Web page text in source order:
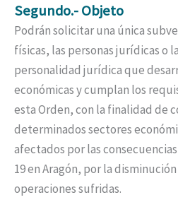
Segundo.- Objeto
Podrán solicitar una única
físicas, las personas jurídicas o
personalidad jurídica que
económicas y cumplan los
esta Orden, con la finalidad de
determinados sectores
afectados por las
19 en Aragón, por la
operaciones sufridas.